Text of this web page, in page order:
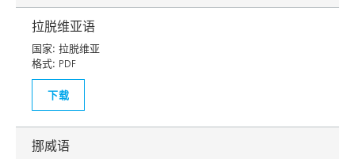
拉脱维亚语
国家: 拉脱维亚
格式: PDF
下载
挪威语